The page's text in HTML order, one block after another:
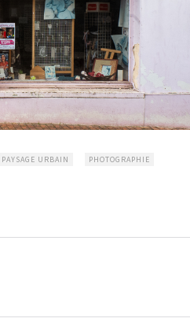
PAYSAGE URBAIN PHOTOGRAPHIE